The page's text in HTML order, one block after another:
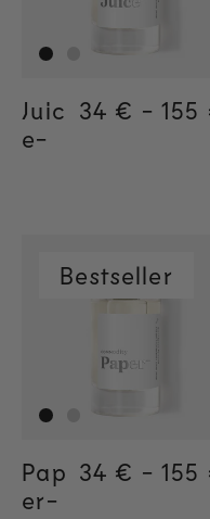
Juic
e-
Regular
34 € - 155
Bestseller
Pap
er-
Regular
34 € - 155